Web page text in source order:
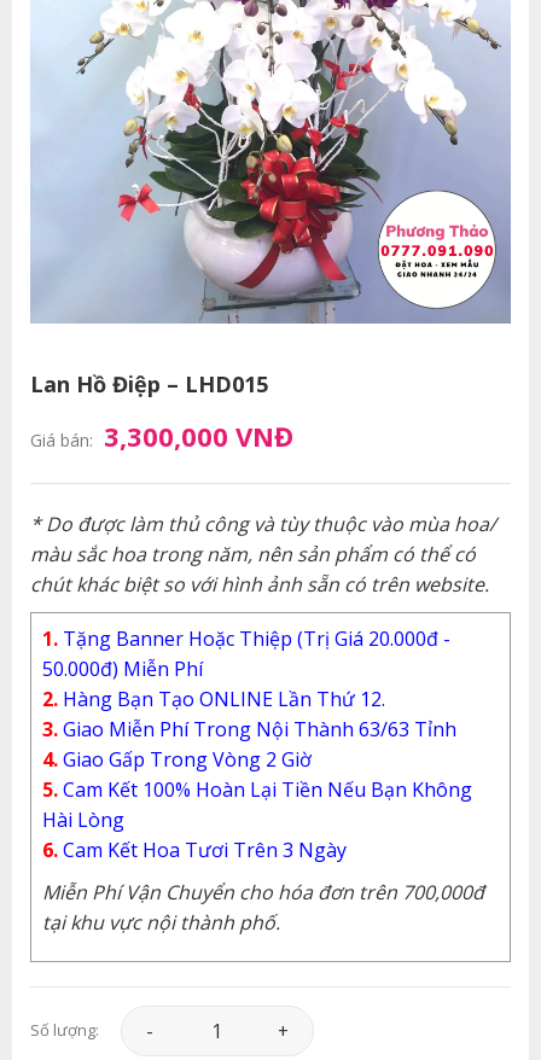
Lan Hồ Điệp – LHD015
Giá bán: 3,300,000 VNĐ
* Do được làm thủ công và tùy thuộc vào mùa hoa/
màu sắc hoa trong năm, nên sản phẩm có thể có
chút khác biệt so với hình ảnh sẵn có trên website.
1. Tặng Banner Hoặc Thiệp (Trị Giá 20.000đ -
50.000đ) Miễn Phí
2. Hàng Bạn Tạo ONLINE Lần Thứ 12.
3.Giao Miễn Phí Trong Nội Thành 63/63 Tỉnh
4.Giao Gấp Trong Vòng 2 Giờ
5.Cam Kết 100% Hoàn Lại Tiền Nếu Bạn Không
Hài Lòng
6.Cam Kết Hoa Tươi Trên 3 Ngày
Miễn Phí Vận Chuyển cho hóa đơn trên 700,000đ
tại khu vực nội thành phố.
Số lượng: Lan Hồ Điệp - LHD015 số lượng